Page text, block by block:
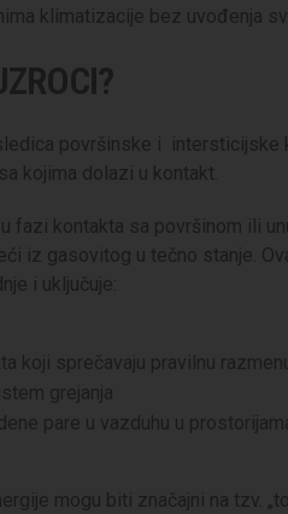
klimatizacije bez uvođenja
površinske i
kojima dolazi u kontakt.
fazi kontakta sa površinom ili
iz gasovitog u tečno stanje.
i uključuje:
koji sprečavaju pravilnu
grejanja
pare u vazduhu u
mogu biti značajni na tzv.